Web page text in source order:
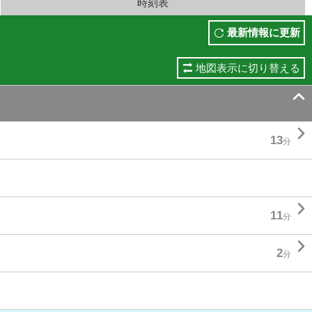
時刻表
最新情報に更新
地図表示に切り替える

13分 
11分 
2分 